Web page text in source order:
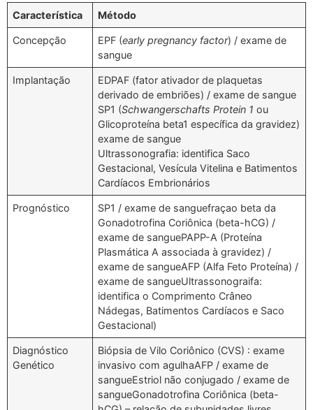
Característica Método
Concepção EPF (early pregnancy factor) / exame de
sangue
Implantação
EDPAF (fator ativador de plaquetas
derivado de embriões) / exame de sangue
SP1 (Schwangerschafts Protein 1 ou
Glicoproteína beta1 específica da gravidez)
exame de sangue
Ultrassonografia: identifica Saco
Gestacional, Vesícula Vitelina e Batimentos
Cardíacos Embrionários
Prognóstico
SP1 / exame de sanguefraçao beta da
Gonadotrofina Coriônica (beta-hCG) /
exame de sanguePAPP-A (Proteína
Plasmática A associada à gravidez) /
exame de sangueAFP (Alfa Feto Proteína) /
exame de sangueUltrassonograifa:
identifica o Comprimento Crâneo
Nádegas, Batimentos Cardíacos e Saco
Gestacional)
Diagnóstico
Genético
Biópsia de Vilo Coriônico (CVS) : exame
invasivo com agulhaAFP / exame de
sangueEstriol não conjugado / exame de
sangueGonadotrofina Coriônica (beta-